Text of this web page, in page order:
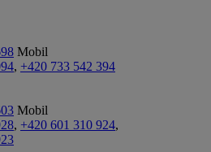
Mobil
, +420 733 542 394
Mobil
, +420 601 310 924,